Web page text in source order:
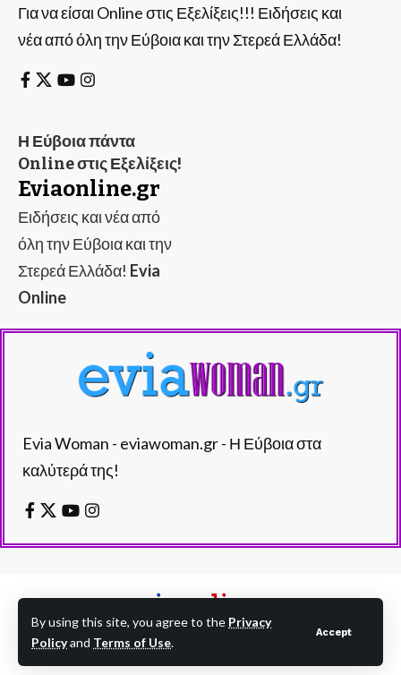
By using this site, you agree to the Privacy
Policyand Terms of Use.
Accept
Για να είσαι Online στις Εξελίξεις!!! Ειδήσεις και
νέα από όλη την Εύβοια και την Στερεά Ελλάδα!
Η Εύβοια πάντα
Online στις Εξελίξεις!
Eviaonline.gr
Ειδήσεις και νέα από
όλη την Εύβοια και την
Στερεά Ελλάδα! Evia
Online
Evia Woman - eviawoman.gr - Η Εύβοια στα
καλύτερά της!